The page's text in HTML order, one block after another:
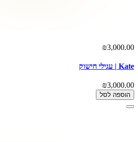
₪3,000.00
Kate | עגילי חישוק
₪3,000.00
הוספה לסל